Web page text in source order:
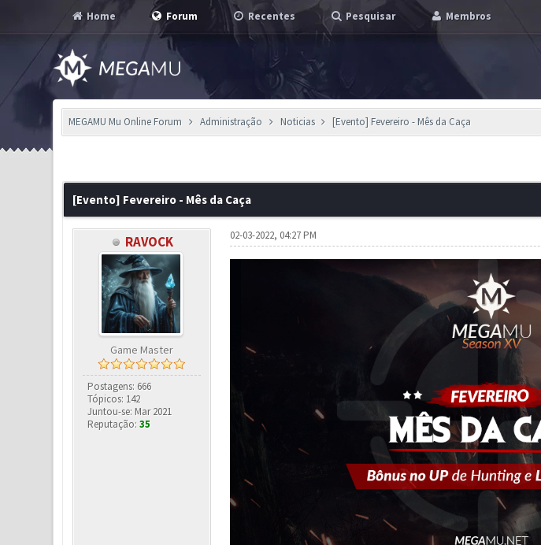
Home Forum Recentes Pesquisar Membros
MEGAMU Mu Online Forum Administração Noticias [Evento] Fevereiro - Mês da Caça
[Evento] Fevereiro - Mês da Caça
RAVOCK
Game Master
Postagens: 666
Tópicos: 142
Juntou-se: Mar 2021
Reputação:35
02-03-2022, 04:27 PM